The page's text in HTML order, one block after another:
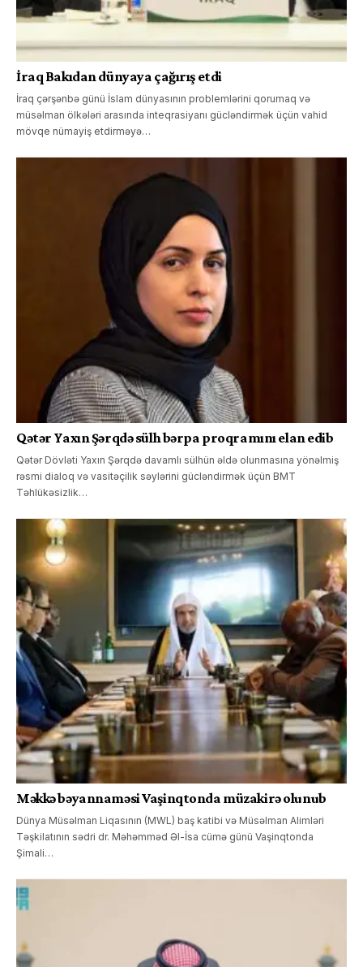
İraq Bakıdan dünyaya çağırış etdi
İraq çərşənbə günü İslam dünyasının problemlərini qorumaq və
müsəlman ölkələri arasında inteqrasiyanı gücləndirmək üçün vahid
mövqe nümayiş etdirməyə…
Qətər Yaxın Şərqdə sülh bərpa proqramını elan edib
Qətər Dövləti Yaxın Şərqdə davamlı sülhün əldə olunmasına yönəlmiş
rəsmi dialoq və vasitəçilik səylərini gücləndirmək üçün BMT
Təhlükəsizlik…
Məkkə bəyannaməsi Vaşinqtonda müzakirə olunub
Dünya Müsəlman Liqasının (MWL) baş katibi və Müsəlman Alimləri
Təşkilatının sədri dr. Məhəmməd Əl-İsa cümə günü Vaşinqtonda
Şimali…